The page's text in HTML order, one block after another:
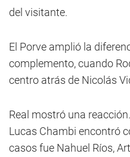
del visitante.
El Porve amplió la
complemento, cuando
centro atrás de Nicolás
Real mostró una
Lucas Chambi encontró
casos fue Nahuel Ríos,